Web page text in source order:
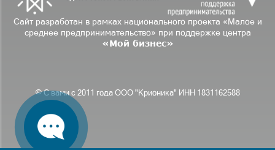
Сайт разработан в рамках национального проекта «Малое и
среднее предпринимательство» при поддержке центра
«Мой бизнес»
© С вами с 2011 года ООО "Крионика" ИНН 1831162588